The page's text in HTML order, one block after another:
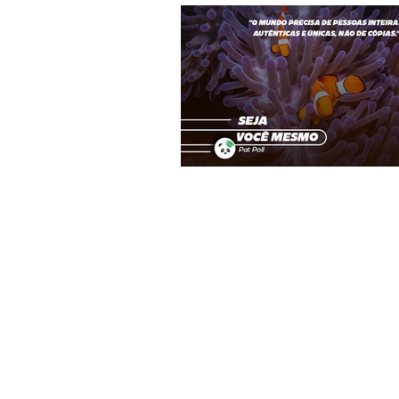
Terapias Alternativas Mecânica
Despertar Calendário da Paz
Coluna do Léo Amor